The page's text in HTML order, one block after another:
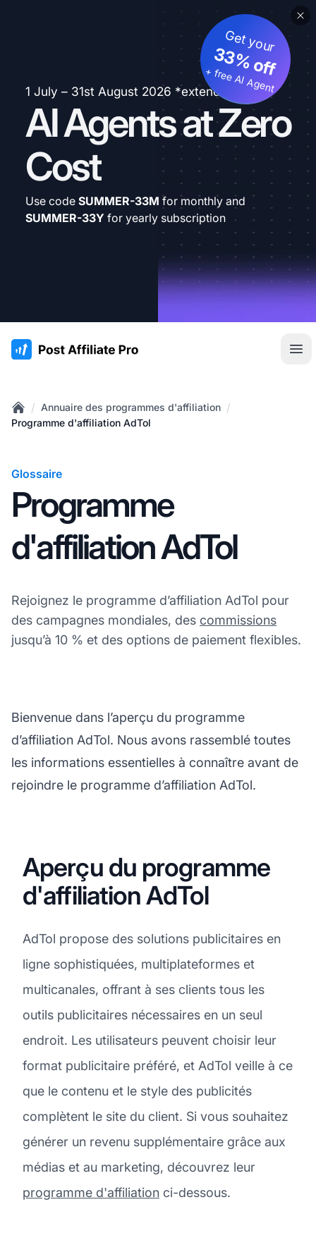
1 July – 31st August 2026 *extended
AI Agents at Zero
Cost
Get your
33% off
+ free AI Agent
Use code SUMMER-33M for monthly and
SUMMER-33Y for yearly subscription
:site.title
Home
/ Annuaire des programmes d'affiliation /
Programme d'affiliation AdTol
Glossaire
Programme
d'affiliation AdTol
Rejoignez le programme d’affiliation AdTol pour
des campagnes mondiales, des commissions
jusqu’à 10 % et des options de paiement flexibles.
Bienvenue dans l’aperçu du programme
d’affiliation AdTol. Nous avons rassemblé toutes
les informations essentielles à connaître avant de
rejoindre le programme d’affiliation AdTol.
Aperçu du programme
d'affiliation AdTol
AdTol propose des solutions publicitaires en
ligne sophistiquées, multiplateformes et
multicanales, offrant à ses clients tous les
outils publicitaires nécessaires en un seul
endroit. Les utilisateurs peuvent choisir leur
format publicitaire préféré, et AdTol veille à ce
que le contenu et le style des publicités
complètent le site du client. Si vous souhaitez
générer un revenu supplémentaire grâce aux
médias et au marketing, découvrez leur
programme d'affiliation ci-dessous.